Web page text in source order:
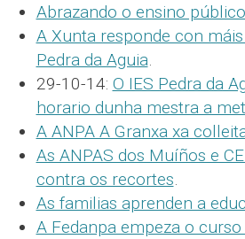
Abrazando o ensino
A Xunta responde con
Pedra da Aguia.
29-10-14: O IES Pedra da
horario dunha mestra a
A ANPA A Granxa xa
As ANPAS dos Muíños e
contra os recortes.
As familias aprenden a
A Fedanpa empeza o